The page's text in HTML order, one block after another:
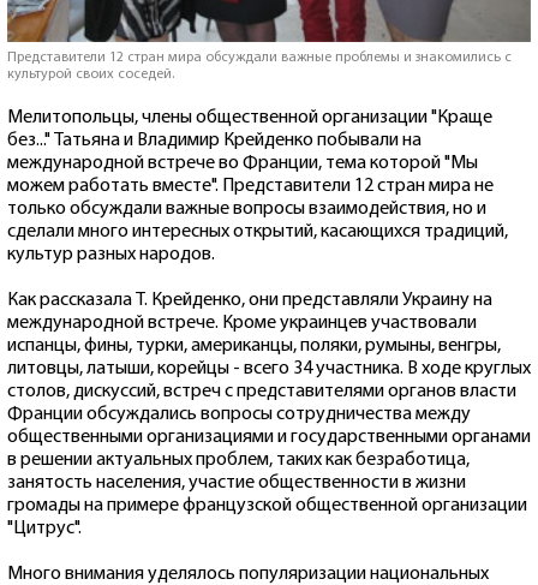
Представители 12 стран мира обсуждали важные проблемы и знакомились с
культурой своих соседей.
Мелитопольцы, члены общественной организации "Краще
без..." Татьяна и Владимир Крейденко побывали на
международной встрече во Франции, тема которой "Мы
можем работать вместе". Представители 12 стран мира не
только обсуждали важные вопросы взаимодействия, но и
сделали много интересных открытий, касающихся традиций,
культур разных народов.
Как рассказала Т. Крейденко, они представляли Украину на
международной встрече. Кроме украинцев участвовали
испанцы, фины, турки, американцы, поляки, румыны, венгры,
литовцы, латыши, корейцы - всего 34 участника. В ходе круглых
столов, дискуссий, встреч с представителями органов власти
Франции обсуждались вопросы сотрудничества между
общественными организациями и государственными органами
в решении актуальных проблем, таких как безработица,
занятость населения, участие общественности в жизни
громады на примере французской общественной организации
"Цитрус".
Много внимания уделялось популяризации национальных